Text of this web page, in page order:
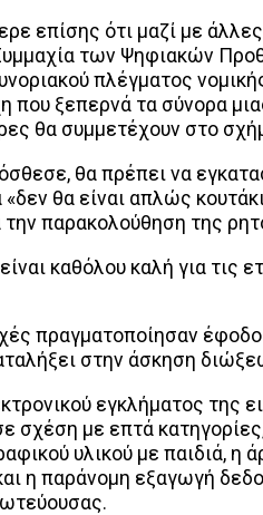
επίσης ότι μαζί με
των Ψηφιακών
πλέγματος
που ξεπερνά τα σύνορα
θα συμμετέχουν στο
θα πρέπει να
«δεν θα είναι απλώς
την παρακολούθηση της
καθόλου καλή για τις
πραγματοποίησαν
στην άσκηση
εγκλήματος της
σχέση με επτά
υλικού με παιδιά, η
η παράνομη εξαγωγή